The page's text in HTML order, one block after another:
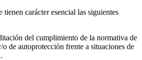
tienen carácter esencial las siguientes
del cumplimiento de la normativa de
o de autoprotección frente a situaciones de